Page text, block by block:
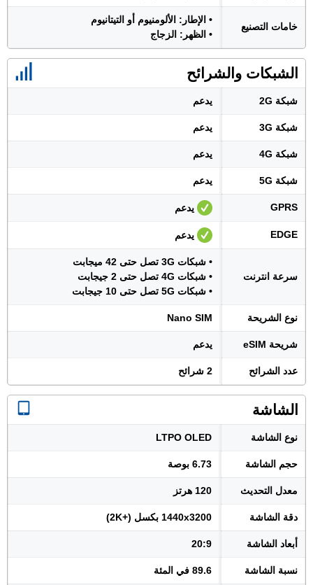
خامات التصنيع
• الإطار: الألومنيوم أو التيتانيوم
• الظهر: الزجاج
الشبكات والشرائح
شبكة 2G يدعم
شبكة 3G يدعم
شبكة 4G يدعم
شبكة 5G يدعم
GPRS يدعم
EDGE يدعم
سرعة انترنت
• شبكات 3G تصل حتى 42 ميجابت
• شبكات 4G تصل حتى 2 جيجابت
• شبكات 5G تصل حتى 10 جيجابت
نوع الشريحة Nano SIM
شريحة eSIM يدعم
عدد الشرائح 2 شرائح
الشاشة
نوع الشاشة LTPO OLED
حجم الشاشة 6.73 بوصة
معدل التحديث 120 هرتز
دقة الشاشة 1440x3200 بكسل (+2K)
أبعاد الشاشة 20:9
نسبة الشاشة 89.6 في المئة